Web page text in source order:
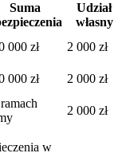
Suma
Udział
własny
000 zł 2 000 zł
000 zł
2 000 zł
2 000 zł
w